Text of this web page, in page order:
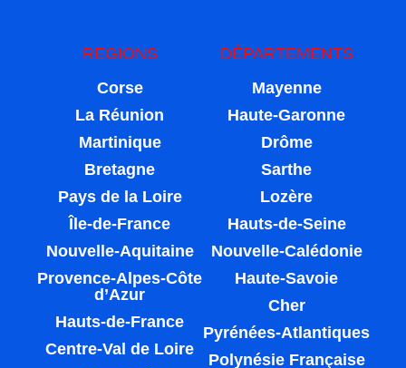
REGIONS
Corse
La Réunion
Martinique
Bretagne
Pays de la Loire
Île-de-France
Nouvelle-Aquitaine
Provence-Alpes-Côte
d’Azur
Hauts-de-France
Centre-Val de Loire
DÉPARTEMENTS
Mayenne
Haute-Garonne
Drôme
Sarthe
Lozère
Hauts-de-Seine
Nouvelle-Calédonie
Haute-Savoie
Cher
Pyrénées-Atlantiques
Polynésie Française